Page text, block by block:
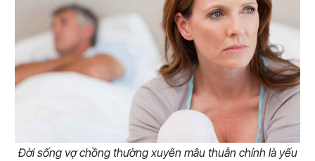
Đời sống vợ chồng thường xuyên mâu thuẫn chính là yếu